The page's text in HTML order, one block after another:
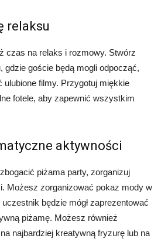
relaksu
czas na relaks i rozmowy. Stwórz
gdzie goście będą mogli odpocząć,
ulubione filmy. Przygotuj miękkie
fotele, aby zapewnić wszystkim
aktywności
piżama party, zorganizuj
Możesz zorganizować pokaz mody w
będzie mógł zaprezentować
piżamę. Możesz również
najbardziej kreatywną fryzurę lub na